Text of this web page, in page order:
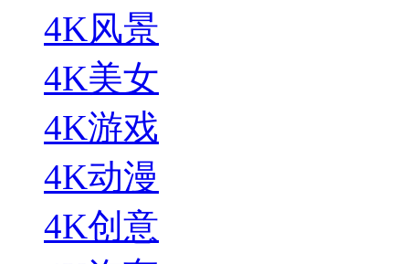
4K风景
4K美女
4K游戏
4K动漫
4K创意